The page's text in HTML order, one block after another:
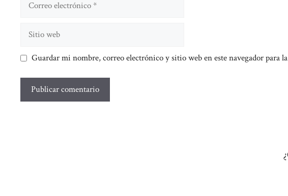
Guardar mi nombre, correo electrónico y sitio web en este navegador para